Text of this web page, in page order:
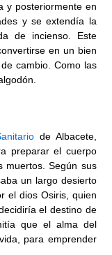
y posteriormente en
y se extendía la
de incienso. Este
en un bien
cambio. Como las
de Albacete,
preparar el cuerpo
muertos. Según sus
un largo desierto
el dios Osiris, quien
el destino de
que el alma del
para emprender